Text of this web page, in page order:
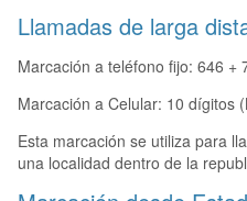
Llamadas de larga
Marcación a teléfono fijo: 646 +
Marcación a Celular: 10 dígitos
Esta marcación se utiliza para
una localidad dentro de la